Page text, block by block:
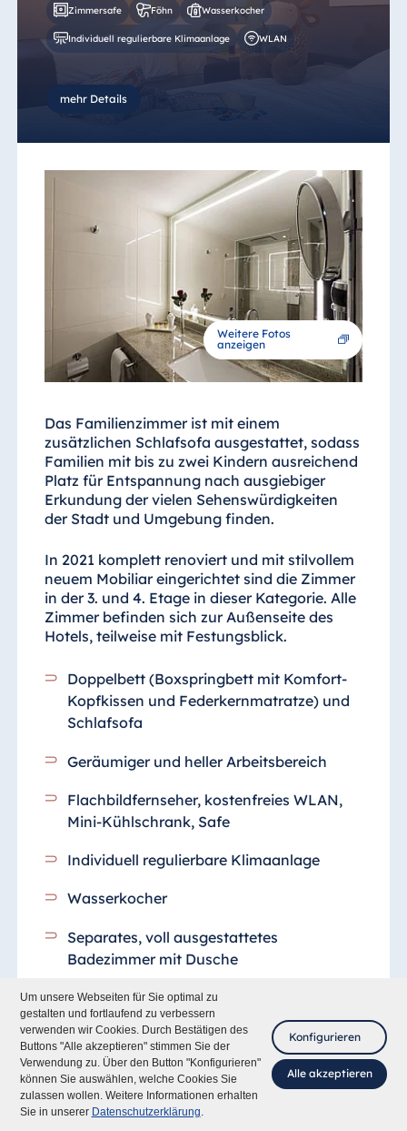
Um unsere Webseiten für Sie optimal zu
gestalten und fortlaufend zu verbessern
verwenden wir Cookies. Durch Bestätigen des
Buttons "Alle akzeptieren" stimmen Sie der
Verwendung zu. Über den Button "Konfigurieren"
können Sie auswählen, welche Cookies Sie
zulassen wollen. Weitere Informationen erhalten
Sie in unserer Datenschutzerklärung.
Konfigurieren
Alle akzeptieren
Zimmersafe Föhn Wasserkocher
Individuell regulierbare Klimaanlage WLAN
mehr Details
Weitere Fotos
anzeigen
Das Familienzimmer ist mit einem
zusätzlichen Schlafsofa ausgestattet, sodass
Familien mit bis zu zwei Kindern ausreichend
Platz für Entspannung nach ausgiebiger
Erkundung der vielen Sehenswürdigkeiten
der Stadt und Umgebung finden.
In 2021 komplett renoviert und mit stilvollem
neuem Mobiliar eingerichtet sind die Zimmer
in der 3. und 4. Etage in dieser Kategorie. Alle
Zimmer befinden sich zur Außenseite des
Hotels, teilweise mit Festungsblick.
Doppelbett (Boxspringbett mit Komfort-
Kopfkissen und Federkernmatratze) und
Schlafsofa
Geräumiger und heller Arbeitsbereich
Flachbildfernseher, kostenfreies WLAN,
Mini-Kühlschrank, Safe
Individuell regulierbare Klimaanlage
Wasserkocher
Separates, voll ausgestattetes
Badezimmermit Dusche
Allergikerbettwäsche
Kalte Getränke und Snacks sind 24
Stunden an der Rezeption erhältlich
Zimmer buchen
Fragen Sie mich